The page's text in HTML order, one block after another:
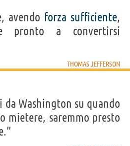
avendo forza sufficiente,
pronto a convertirsi
THOMAS JEFFERSON
da Washington su quando
mietere, saremmo presto